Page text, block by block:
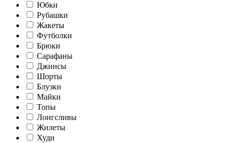
Юбки
Рубашки
Жакеты
Футболки
Брюки
Сарафаны
Джинсы
Шорты
Блузки
Майки
Топы
Лонгсливы
Жилеты
Худи